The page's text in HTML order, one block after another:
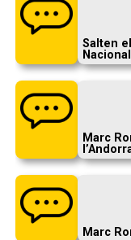
Salten
Marc
Marc